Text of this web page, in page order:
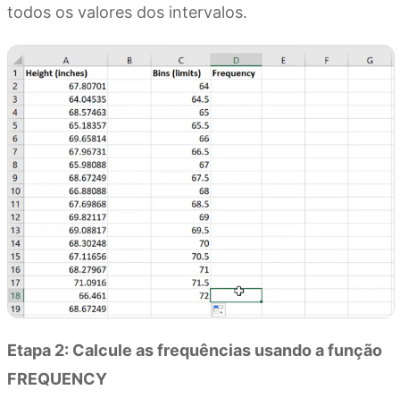
todos os valores dos intervalos.
Etapa 2: Calcule as frequências usando a função
FREQUENCY